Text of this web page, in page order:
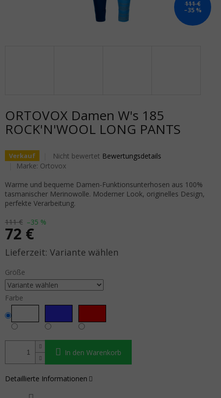
111 €
–35 %
ORTOVOX Damen W's 185
ROCK'N'WOOL LONG PANTS
Verkauf Die durchschnittliche Produktbewertung ist 0,0 von
Nicht bewertet Bewertungsdetails
Marke: Ortovox
111 € –35 %
72 €
Verkaufspreis: Variante wählen
Größe
Farbe
In den Warenkorb
Warme und bequeme Damen-Funktionsunterhosen aus 100%
tasmanischer Merinowolle. Moderner Look, originelles Design,
perfekte Verarbeitung.
Detaillierte Informationen